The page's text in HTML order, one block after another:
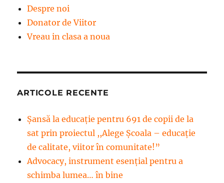
Despre noi
Donator de Viitor
Vreau in clasa a noua
ARTICOLE RECENTE
Șansă la educație pentru 691 de copii de la
sat prin proiectul ,,Alege Școala – educație
de calitate, viitor în comunitate!”
Advocacy, instrument esenţial pentru a
schimba lumea… în bine